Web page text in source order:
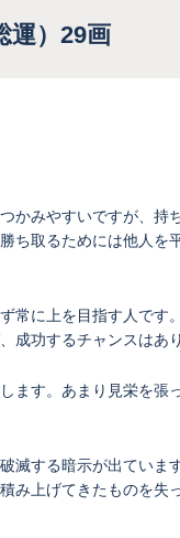
運）29画
かみやすいですが、持
ち取るためには他人を
常に上を目指す人です
成功するチャンスはあり
ます。あまり見栄を張
滅する暗示が出ていま
み上げてきたものを失